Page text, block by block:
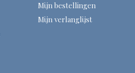
Mijn bestellingen
Mijn verlanglijst